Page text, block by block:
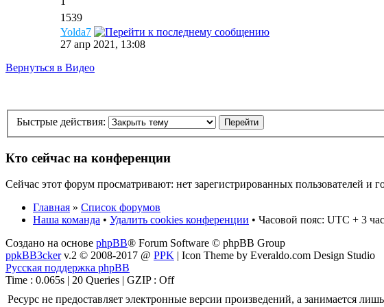
1539
Yolda7
27 апр 2021, 13:08
Вернуться в Видео
Быстрые действия:
Кто сейчас на конференции
Сейчас этот форум просматривают: нет зарегистрированных пользователей и
Главная » Список форумов
Наша команда • Удалить cookies конференции • Часовой пояс: UTC + 3
Создано на основе phpBB® Forum Software © phpBB Group
ppkBB3ckerv.2 © 2008-2017 @ PPK | Icon Theme by Everaldo.com Design Studio
Русская поддержка phpBB
Time : 0.065s | 20 Queries | GZIP : Off
Ресурс не предоставляет электронные версии произведений, а занимается